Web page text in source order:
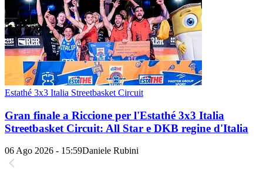
Estathé 3x3 Italia Streetbasket Circuit
Gran finale a Riccione per l'Estathé 3x3 Italia
Streetbasket Circuit: All Star e DKB regine d'Italia
06 Ago 2026 - 15:59Daniele Rubini